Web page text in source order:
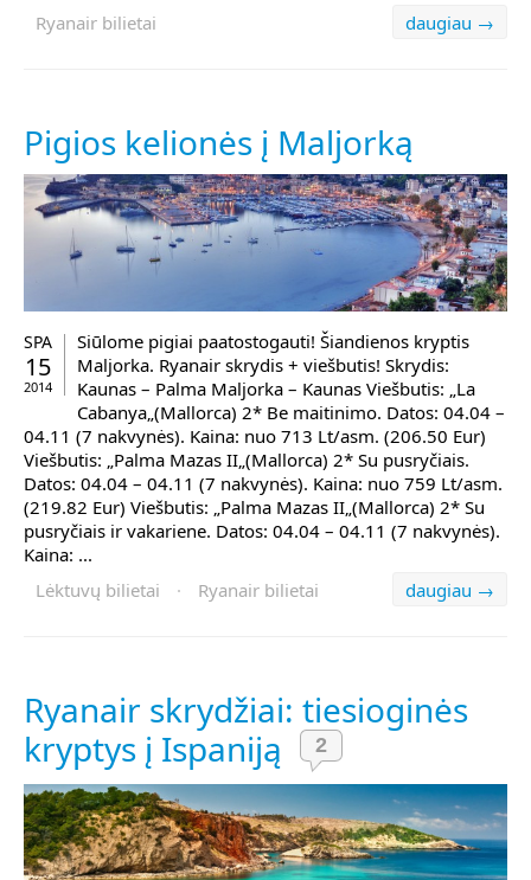
daugiau →
Ryanair bilietai
Pigios kelionės į Maljorką
SPA
15
2014
Siūlome pigiai paatostogauti! Šiandienos kryptis
Maljorka. Ryanair skrydis + viešbutis! Skrydis:
Kaunas – Palma Maljorka – Kaunas Viešbutis: „La
Cabanya„(Mallorca) 2* Be maitinimo. Datos: 04.04 –
04.11 (7 nakvynės). Kaina: nuo 713 Lt/asm. (206.50 Eur)
Viešbutis: „Palma Mazas II„(Mallorca) 2* Su pusryčiais.
Datos: 04.04 – 04.11 (7 nakvynės). Kaina: nuo 759 Lt/asm.
(219.82 Eur) Viešbutis: „Palma Mazas II„(Mallorca) 2* Su
pusryčiais ir vakariene. Datos: 04.04 – 04.11 (7 nakvynės).
Kaina: ...
daugiau →
Lėktuvų bilietai · Ryanair bilietai
Ryanair skrydžiai: tiesioginės
kryptys į Ispaniją
2